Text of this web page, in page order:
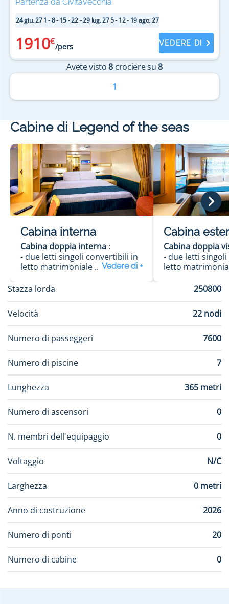
24 giu. 271 - 8 - 15 - 22 - 29 lug. 275 - 12 - 19 ago. 27
1910€
/pers VEDERE DI
Avete visto 8 crociere su8
1
Cabine di Legend of the seas
Cabina interna
Cabina doppia interna :
- due letti singoli convertibili in
letto matrimoniale
- bagno con doccia
- TV via satellite
- telefono
- cassaforte
- aria condizionata
Cabina
Cabina doppia
- due letti
letto
- bagno con
- TV via satellite
- telefono
- cassaforte
- aria
Stazza lorda 250800
Velocità 22 nodi
Numero di passeggeri 7600
Numero di piscine 7
Lunghezza 365 metri
Numero di ascensori 0
N. membri dell'equipaggio 0
Voltaggio N/C
Larghezza 0 metri
Anno di costruzione 2026
Numero di ponti 20
Numero di cabine 0